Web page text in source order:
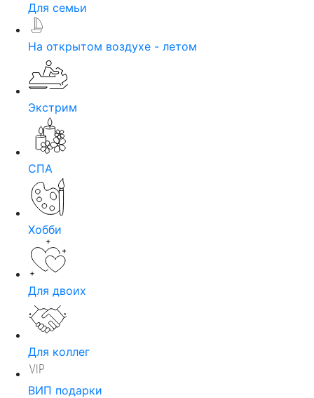
Для семьи
На открытом воздухе - летом
Экстрим
СПА
Хобби
Для двоих
Для коллег
ВИП подарки